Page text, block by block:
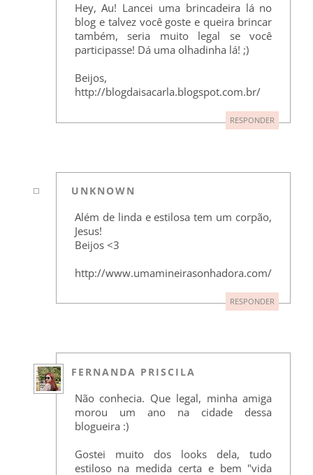
Hey, Au! Lancei uma brincadeira lá no
blog e talvez você goste e queira brincar
também, seria muito legal se você
participasse! Dá uma olhadinha lá! ;)
Beijos,
http://blogdaisacarla.blogspot.com.br/
RESPONDER
UNKNOWN
Além de linda e estilosa tem um corpão,
Jesus!
Beijos <3
http://www.umamineirasonhadora.com/
RESPONDER
FERNANDA PRISCILA
Não conhecia. Que legal, minha amiga
morou um ano na cidade dessa
blogueira :)
Gostei muito dos looks dela, tudo
estiloso na medida certa e bem "vida